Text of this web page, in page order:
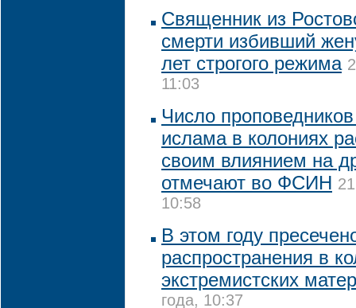
Священник из
смерти избивший
лет строгого режима
11:03
Число
ислама в колониях
своим влиянием на
отмечают во ФСИН
10:58
В этом году
распространения в
экстремистских
года, 10:37